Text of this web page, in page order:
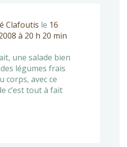
Clafoutis le 16
à 20 h 20 min
une salade bien
légumes frais
corps, avec ce
c’est tout à fait